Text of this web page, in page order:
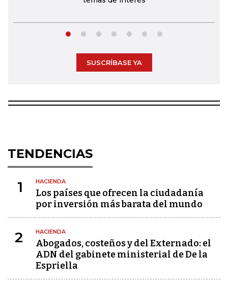
SUSCRÍBASE YA
TENDENCIAS
1 HACIENDA
Los países que ofrecen la ciudadanía
por inversión más barata del mundo
2 HACIENDA
Abogados, costeños y del Externado: el
ADN del gabinete ministerial de De la
Espriella